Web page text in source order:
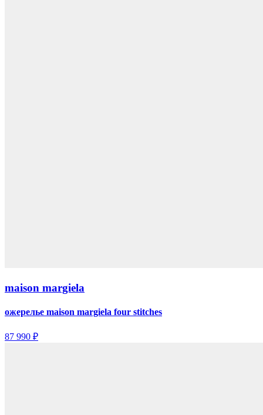
maison margiela
ожерелье maison margiela four stitches
87 990 ₽